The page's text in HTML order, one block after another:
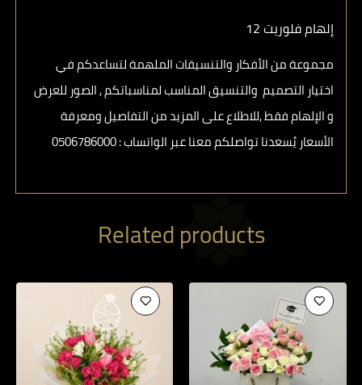
إلهام فلوريت 12
مجموعة من الأفكار والتنسيقات الملهمة لتساعدكم في
اختيار التصميم والتنسيق المناسب لمناسباتكم , الصور للعرض
و الإلهام فقط ,للاطلاع على المزيد من التفاصيل ومعرفة
الأسعار يُسعدنا تواصلكم معنا عبر الواتساب : ⁦ 0506786000⁩
Related products